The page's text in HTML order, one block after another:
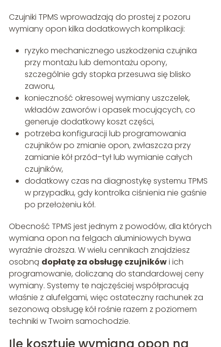
Czujniki TPMS wprowadzają do prostej z pozoru
wymiany opon kilka dodatkowych komplikacji:
ryzyko mechanicznego uszkodzenia czujnika
przy montażu lub demontażu opony,
szczególnie gdy stopka przesuwa się blisko
zaworu,
konieczność okresowej wymiany uszczelek,
wkładów zaworów i opasek mocujących, co
generuje dodatkowy koszt części,
potrzeba konfiguracji lub programowania
czujników po zmianie opon, zwłaszcza przy
zamianie kół przód–tył lub wymianie całych
czujników,
dodatkowy czas na diagnostykę systemu TPMS
w przypadku, gdy kontrolka ciśnienia nie gaśnie
po przełożeniu kół.
Obecność TPMS jest jednym z powodów, dla których
wymiana opon na felgach aluminiowych bywa
wyraźnie droższa. W wielu cennikach znajdziesz
osobną dopłatę za obsługę czujnikówi ich
programowanie, doliczaną do standardowej ceny
wymiany. Systemy te najczęściej współpracują
właśnie z alufelgami, więc ostateczny rachunek za
sezonową obsługę kół rośnie razem z poziomem
techniki w Twoim samochodzie.